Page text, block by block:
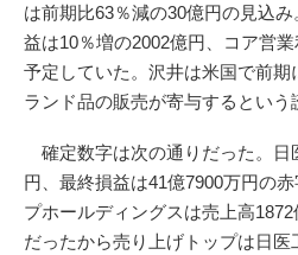
は前期比63％減の30億円の見込み
益は10％増の2002億円、コア営
予定していた。沢井は米国で前
ランド品の販売が寄与するという
確定数字は次の通りだった。日
円、最終損益は41億7900万円の
プホールディングスは売上高
だったから売り上げトップは日